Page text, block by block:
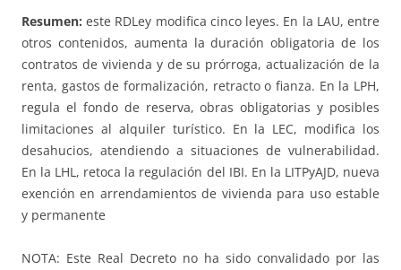
Resumen: este RDLey modifica cinco leyes. En la LAU, entre
otros contenidos, aumenta la duración obligatoria de los
contratos de vivienda y de su prórroga, actualización de la
renta, gastos de formalización, retracto o fianza. En la LPH,
regula el fondo de reserva, obras obligatorias y posibles
limitaciones al alquiler turístico. En la LEC, modifica los
desahucios, atendiendo a situaciones de vulnerabilidad.
En la LHL, retoca la regulación del IBI. En la LITPyAJD, nueva
exención en arrendamientos de vivienda para uso estable
y permanente
NOTA: Este Real Decreto no ha sido convalidado por las